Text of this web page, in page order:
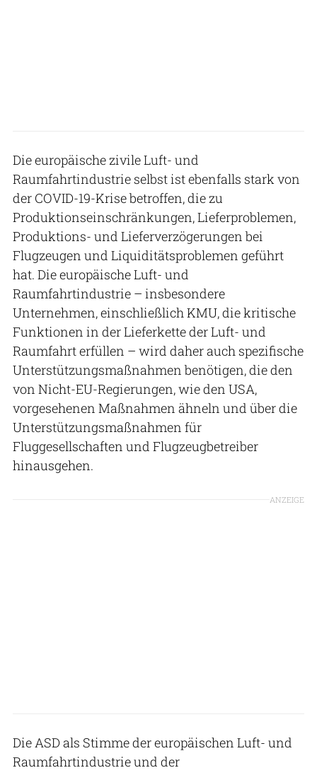
Die europäische zivile Luft- und
Raumfahrtindustrie selbst ist ebenfalls stark von
der COVID-19-Krise betroffen, die zu
Produktionseinschränkungen, Lieferproblemen,
Produktions- und Lieferverzögerungen bei
Flugzeugen und Liquiditätsproblemen geführt
hat. Die europäische Luft- und
Raumfahrtindustrie – insbesondere
Unternehmen, einschließlich KMU, die kritische
Funktionen in der Lieferkette der Luft- und
Raumfahrt erfüllen – wird daher auch spezifische
Unterstützungsmaßnahmen benötigen, die den
von Nicht-EU-Regierungen, wie den USA,
vorgesehenen Maßnahmen ähneln und über die
Unterstützungsmaßnahmen für
Fluggesellschaften und Flugzeugbetreiber
hinausgehen.
ANZEIGE
Die ASD als Stimme der europäischen Luft- und
Raumfahrtindustrie und der